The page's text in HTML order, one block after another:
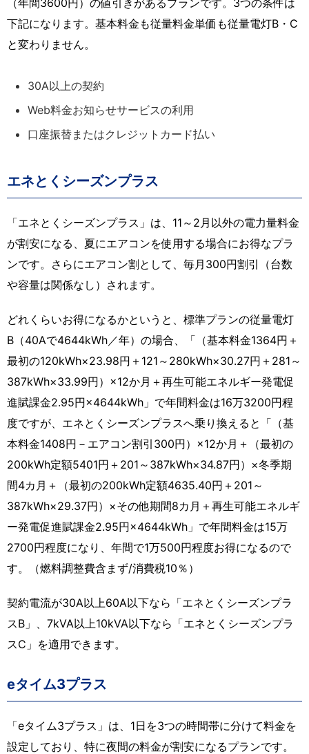
下記になります。基本料金も従量料金単価も従量電灯B・C
と変わりません。
30A以上の契約
Web料金お知らせサービスの利用
口座振替またはクレジットカード払い
エネとくシーズンプラス
「エネとくシーズンプラス」は、11～2月以外の電力量料金
が割安になる、夏にエアコンを使用する場合にお得なプラ
ンです。さらにエアコン割として、毎月300円割引（台数
や容量は関係なし）されます。
どれくらいお得になるかというと、標準プランの従量電灯
B（40Aで4644kWh／年）の場合、「（基本料金1364円＋
最初の120kWh×23.98円＋121～280kWh×30.27円＋281～
387kWh×33.99円）×12か月＋再生可能エネルギー発電促
進賦課金2.95円×4644kWh」で年間料金は16万3200円程
度ですが、エネとくシーズンプラスへ乗り換えると「（基
本料金1408円－エアコン割引300円）×12か月＋（最初の
200kWh定額5401円＋201～387kWh×34.87円）×冬季期
間4カ月＋（最初の200kWh定額4635.40円＋201～
387kWh×29.37円）×その他期間8カ月＋再生可能エネルギ
ー発電促進賦課金2.95円×4644kWh」で年間料金は15万
2700円程度になり、年間で1万500円程度お得になるので
す。（燃料調整費含まず/消費税10％）
契約電流が30A以上60A以下なら「エネとくシーズンプラ
スB」、7kVA以上10kVA以下なら「エネとくシーズンプラ
スC」を適用できます。
eタイム3プラス
「eタイム3プラス」は、1日を3つの時間帯に分けて料金を
設定しており、特に夜間の料金が割安になるプランです。